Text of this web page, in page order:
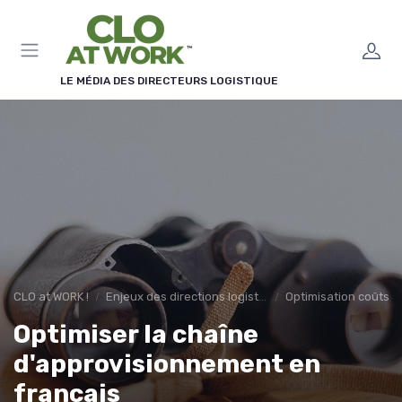
LE MÉDIA DES DIRECTEURS LOGISTIQUE
CLO at WORK ! Enjeux des directions logistiques Optimisation coûts
Optimiser la chaîne
d'approvisionnement en
français
Panneau de gestion des cookies